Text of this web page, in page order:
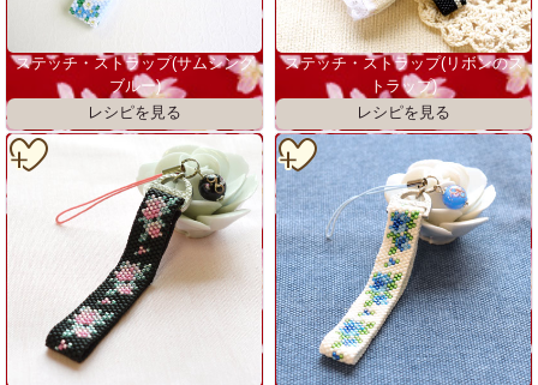
ステッチ・ストラップ(サムシング
ブルー)
ステッチ・ストラップ(リボンのス
トラップ)